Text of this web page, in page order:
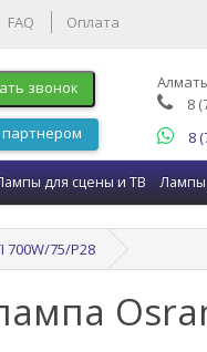
FAQ Оплата
звонок
8
8
для сцены и ТВ Лампы
700W/75/P28